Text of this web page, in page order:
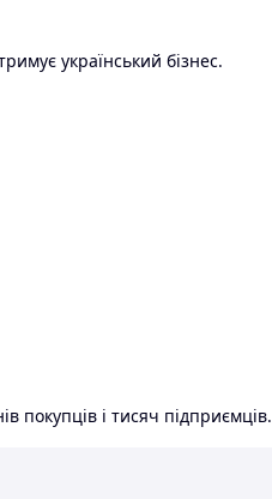
український бізнес.
покупців і тисяч підприємців.